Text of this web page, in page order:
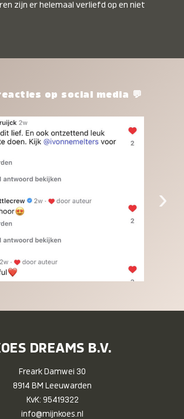
zijn er helemaal verliefd op en niet
op social media 💬
›
DREAMS B.V.
Freark Damwei 30
8914 BM Leeuwarden
KvK: 95419322
info@mijnkoes.nl